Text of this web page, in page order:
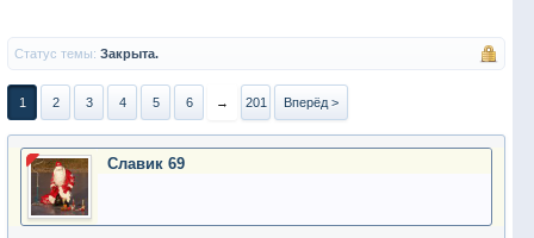
Статус темы: Закрыта.
1 2 3 4 5 6 → 201 Вперёд >
Славик 69